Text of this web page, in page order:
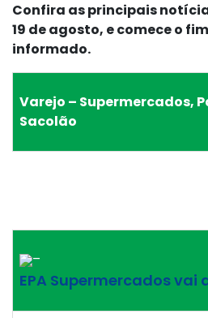
Confira as principais
19 de agosto, e comece o
informado.
Varejo – Supermercados,
Sacolão
–
EPA Supermercados vai